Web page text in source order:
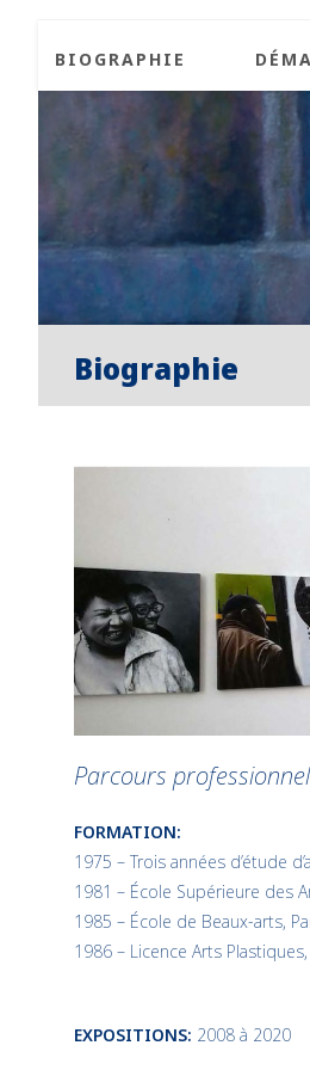
BIOGRAPHIE
Biographie
Parcours professionnel
FORMATION:
1975 – Trois années d’étude
1981 – École Supérieure des
1985 – École de Beaux-arts,
1986 – Licence Arts
EXPOSITIONS: 2008 à 2020